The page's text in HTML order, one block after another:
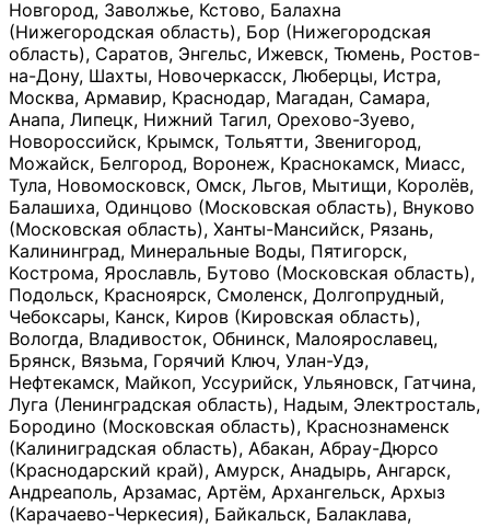
Новгород, Заволжье, Кстово, Балахна
(Нижегородская область), Бор (Нижегородская
область), Саратов, Энгельс, Ижевск, Тюмень, Ростов-
на-Дону, Шахты, Новочеркасск, Люберцы, Истра,
Москва, Армавир, Краснодар, Магадан, Самара,
Анапа, Липецк, Нижний Тагил, Орехово-Зуево,
Новороссийск, Крымск, Тольятти, Звенигород,
Можайск, Белгород, Воронеж, Краснокамск, Миасс,
Тула, Новомосковск, Омск, Льгов, Мытищи, Королёв,
Балашиха, Одинцово (Московская область), Внуково
(Московская область), Ханты-Мансийск, Рязань,
Калининград, Минеральные Воды, Пятигорск,
Кострома, Ярославль, Бутово (Московская область),
Подольск, Красноярск, Смоленск, Долгопрудный,
Чебоксары, Канск, Киров (Кировская область),
Вологда, Владивосток, Обнинск, Малоярославец,
Брянск, Вязьма, Горячий Ключ, Улан-Удэ,
Нефтекамск, Майкоп, Уссурийск, Ульяновск, Гатчина,
Луга (Ленинградская область), Надым, Электросталь,
Бородино (Московская область), Краснознаменск
(Калиниградская область), Абакан, Абрау-Дюрсо
(Краснодарский край), Амурск, Анадырь, Ангарск,
Андреаполь, Арзамас, Артём, Архангельск, Архыз
(Карачаево-Черкесия), Байкальск, Балаклава,